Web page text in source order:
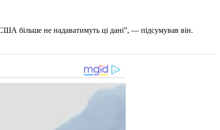
більше не надаватимуть ці дані”, — підсумував він.